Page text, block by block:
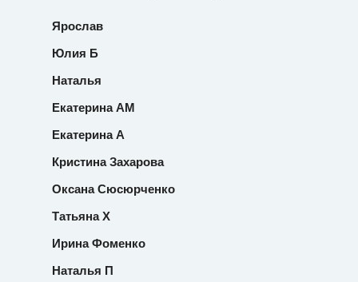
Ярослав
Юлия Б
Наталья
Екатерина АМ
Екатерина А
Кристина Захарова
Оксана Сюсюрченко
Татьяна Х
Ирина Фоменко
Наталья П